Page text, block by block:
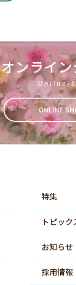
オンライ
Online
ONLINE
特集
トピック
お知らせ
採用情報